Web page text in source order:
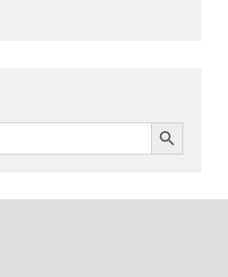
Search Button